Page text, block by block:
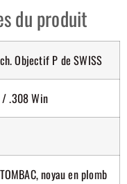
du produit
Objectif P de SWISS
/ .308 Win
noyau en plomb